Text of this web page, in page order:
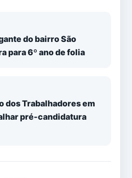
do bairro São
para 6º ano de folia
dos Trabalhadores em
pré-candidatura